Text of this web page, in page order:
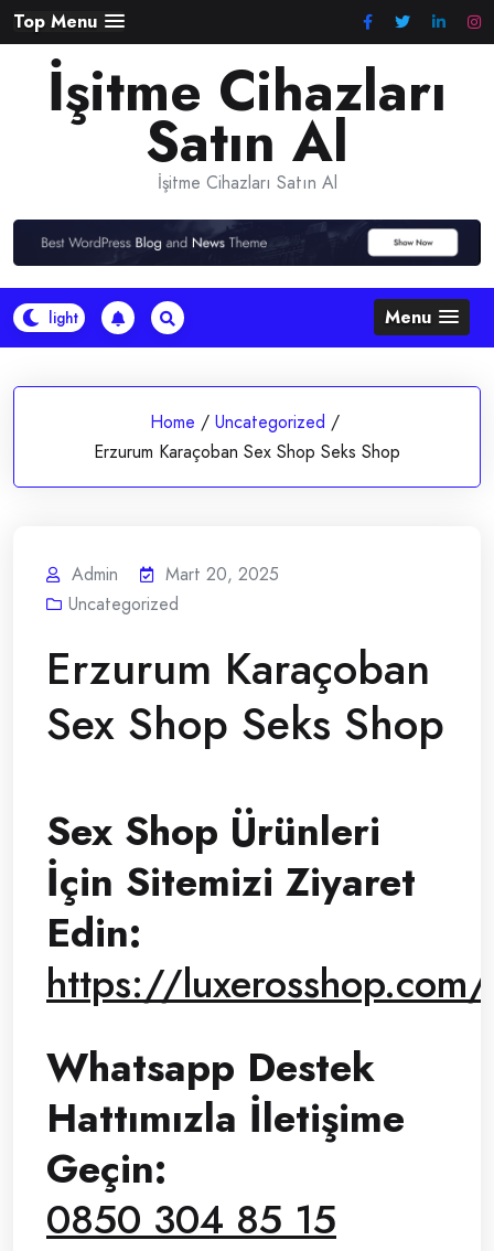
Skip
to
content
Top Menu
İşitme Cihazları
Satın Al
İşitme Cihazları Satın Al
Menu
Home / Uncategorized /
Erzurum Karaçoban Sex Shop Seks Shop
Admin
Mart 20, 2025
Uncategorized
Erzurum Karaçoban
Sex Shop Seks Shop
Sex Shop Ürünleri
İçin Sitemizi Ziyaret
Edin:
https://luxerosshop.com/
Whatsapp Destek
Hattımızla İletişime
Geçin:
0850 304 85 15